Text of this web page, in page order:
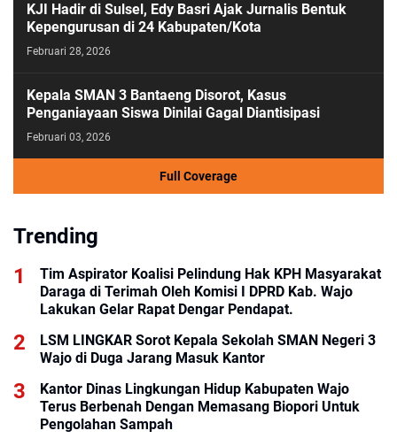
KJI Hadir di Sulsel, Edy Basri Ajak Jurnalis Bentuk
Kepengurusan di 24 Kabupaten/Kota
Februari 28, 2026
Kepala SMAN 3 Bantaeng Disorot, Kasus
Penganiayaan Siswa Dinilai Gagal Diantisipasi
Februari 03, 2026
Full Coverage
Trending
Tim Aspirator Koalisi Pelindung Hak KPH Masyarakat
Daraga di Terimah Oleh Komisi I DPRD Kab. Wajo
Lakukan Gelar Rapat Dengar Pendapat.
LSM LINGKAR Sorot Kepala Sekolah SMAN Negeri 3
Wajo di Duga Jarang Masuk Kantor
Kantor Dinas Lingkungan Hidup Kabupaten Wajo
Terus Berbenah Dengan Memasang Biopori Untuk
Pengolahan Sampah